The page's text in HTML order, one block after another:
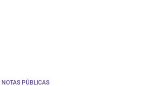
NOTAS PÚBLICAS